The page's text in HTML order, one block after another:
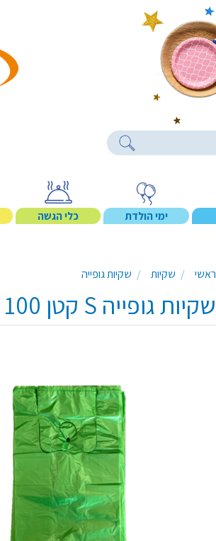
Search products
ימי הולדת כלי הגשה
ראשי שקיות שקיות גופייה
שקיות גופייה S קטן 100 יח' - צבע משתנה